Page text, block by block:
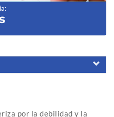
:
por la debilidad y la